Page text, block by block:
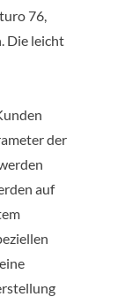
76,
Die leicht
der
auf